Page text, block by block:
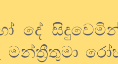
දේ
මන්ත්‍රීතුමා